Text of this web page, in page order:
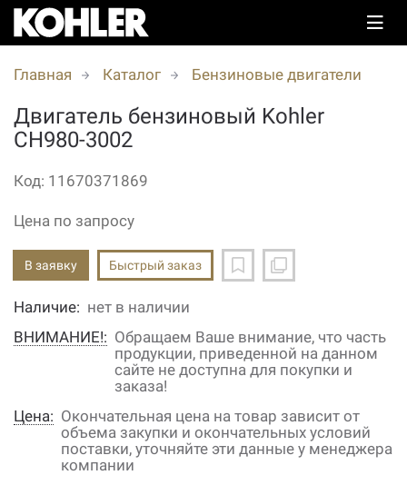
Главная Каталог Бензиновые двигатели
Двигатель бензиновый Kohler
CH980-3002
Код: 11670371869
Цена по запросу
В заявку Быстрый заказ
Наличие: нет в наличии
ВНИМАНИЕ!: Обращаем Ваше внимание, что часть
продукции, приведенной на данном
сайте не доступна для покупки и
заказа!
Цена: Окончательная цена на товар зависит от
объема закупки и окончательных условий
поставки, уточняйте эти данные у менеджера
компании